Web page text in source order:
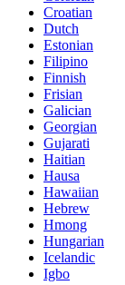
Croatian
Dutch
Estonian
Filipino
Finnish
Frisian
Galician
Georgian
Gujarati
Haitian
Hausa
Hawaiian
Hebrew
Hmong
Hungarian
Icelandic
Igbo